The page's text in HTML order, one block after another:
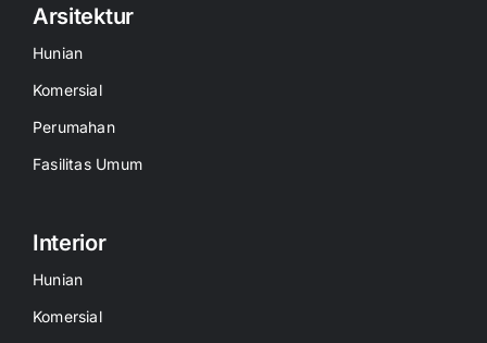
Arsitektur
Hunian
Komersial
Perumahan
Fasilitas Umum
Interior
Hunian
Komersial